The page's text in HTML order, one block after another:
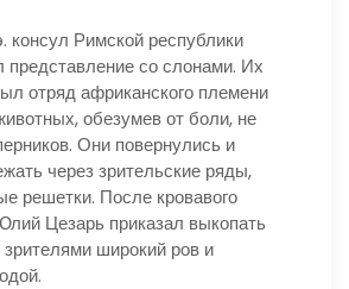
консул Римской республики
представление со слонами. Их
отряд африканского племени
обезумев от боли, не
Они повернулись и
через зрительские ряды,
решетки. После кровавого
Цезарь приказал выкопать
широкий ров и